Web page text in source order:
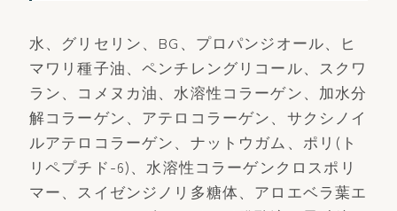
水、グリセリン、BG、プロパンジオール、ヒ
マワリ種子油、ペンチレングリコール、スクワ
ラン、コメヌカ油、水溶性コラーゲン、加水分
解コラーゲン、アテロコラーゲン、サクシノイ
ルアテロコラーゲン、ナットウガム、ポリ(ト
リペプチド-6)、水溶性コラーゲンクロスポリ
マー、スイゼンジノリ多糖体、アロエベラ葉エ